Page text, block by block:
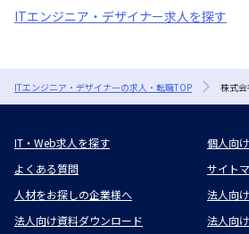
ITエンジニア・デザイナー求人を探す
ITエンジニア・デザイナーの求人・転職TOP 株式
IT・Web求人を探す
個人向
よくある質問
サイト
人材をお探しの企業様へ
法人向
法人向け資料ダウンロード
法人向